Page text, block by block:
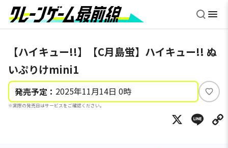
【ハイキュー!!】【C月島蛍】ハイキュー!! ぬ
いぷりけmini1
発売予定： 2025年11月14日 0時
※実際の発売日はサービスをご確認ください。
い
ね
X